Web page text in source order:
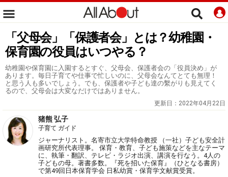
「父母会」「保護者会」とは？幼稚園・
保育園の役員はいつやる？
幼稚園や保育園に入園するとすぐ、父母会、保護者会の「役員決め」が
あります。毎日子育てや仕事で忙しいのに、父母会なんてとても無理！
と思う人も多いでしょう。でも、保護者や子ども達の繫がりも見えてく
るので、父母会は大変なだけではありません。
更新日： 2022年04月22日
猪熊 弘子
子育て ガイド
ジャーナリスト。名寄市立大学特命教授 （一社）子ども安全計
画研究所代表理事。 保育・教育、子ども施策などを主なテーマ
に、執筆・翻訳、テレビ・ラジオ出演、講演を行なう。4人の
子どもの母。著書多数。『死を招いた保育』（ひとなる書房）
で第49回日本保育学会 日私幼賞・保育学文献賞受賞。